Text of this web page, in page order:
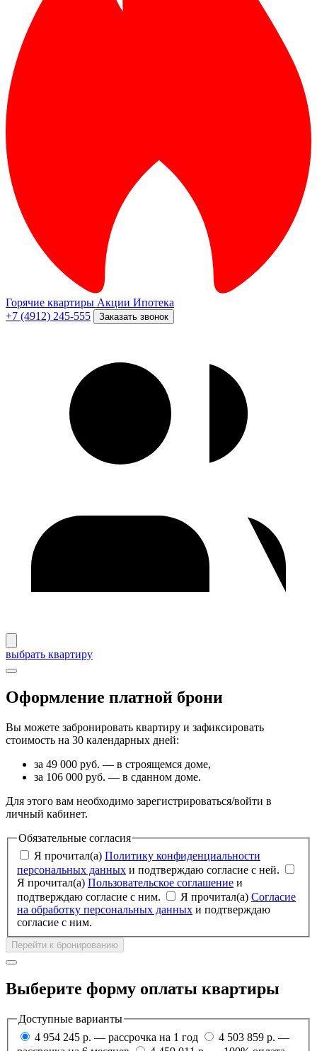
Горячие квартиры Акции Ипотека
+7 (4912) 245-555
Заказать звонок
выбрать квартиру
Оформление платной брони
Вы можете забронировать квартиру и зафиксировать
стоимость на 30 календарных дней:
за 49 000 руб. — в строящемся доме,
за 106 000 руб. — в сданном доме.
Для этого вам необходимо зарегистрироваться/войти в
личный кабинет.
Обязательные согласия
Я прочитал(а) Политику конфиденциальности
персональных данных и подтверждаю согласие с ней.
Я прочитал(а) Пользовательское соглашение
подтверждаю согласие с ним.
Я прочитал(а) Согласие
на обработку персональных данных
согласие с ним.
Перейти к бронированию
Выберите форму оплаты квартиры
Доступные варианты
4 954 245 р. — рассрочка на 1 год
4 503 859 р. —